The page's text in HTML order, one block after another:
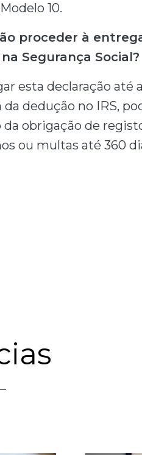
10.
proceder à
Segurança Social?
esta declaração até
dedução no IRS,
obrigação de
ou multas até 360